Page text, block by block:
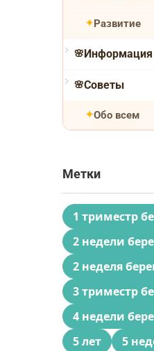
Развитие
Информация
Советы
Обо всем
Метки
1 триместр
2 недели
2 неделя
3 триместр
4 недели
5 лет
5